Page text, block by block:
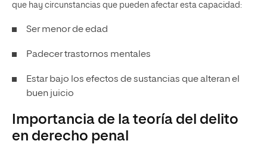
que hay circunstancias que pueden afectar esta capacidad:
Ser menor de edad
Padecer trastornos mentales
Estar bajo los efectos de sustancias que alteran el
buen juicio
Importancia de la teoría del delito
en derecho penal